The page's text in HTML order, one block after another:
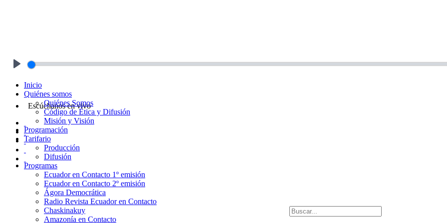
Escúchanos en vivo
Inicio
Quiénes somos
Quiénes Somos
Código de Ética y Difusión
Misión y Visión
Programación
Tarifario
Producción
Difusión
Programas
Ecuador en Contacto 1º emisión
Ecuador en Contacto 2º emisión
Ágora Democrática
Radio Revista Ecuador en Contacto
Chaskinakuy
Amazonía en Contacto